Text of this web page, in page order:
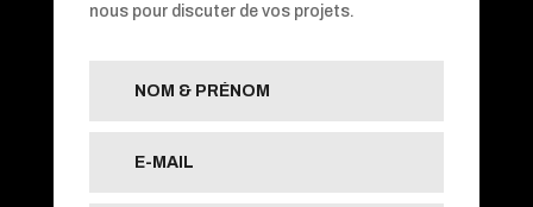
nous pour discuter de vos projets.